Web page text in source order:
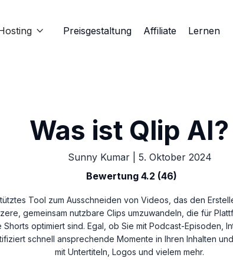
 Preisgestaltung Affiliate Lernen
Was ist Qlip AI?
Sunny Kumar
5. Oktober 2024
Bewertung 4.2 (46)
Tool zum Ausschneiden von Videos, das den
gemeinsam nutzbare Clips umzuwandeln, die für
Shorts optimiert sind. Egal, ob Sie mit Podcast-Episoden,
schnell ansprechende Momente in Ihren Inhalten
mit Untertiteln, Logos und vielem mehr.